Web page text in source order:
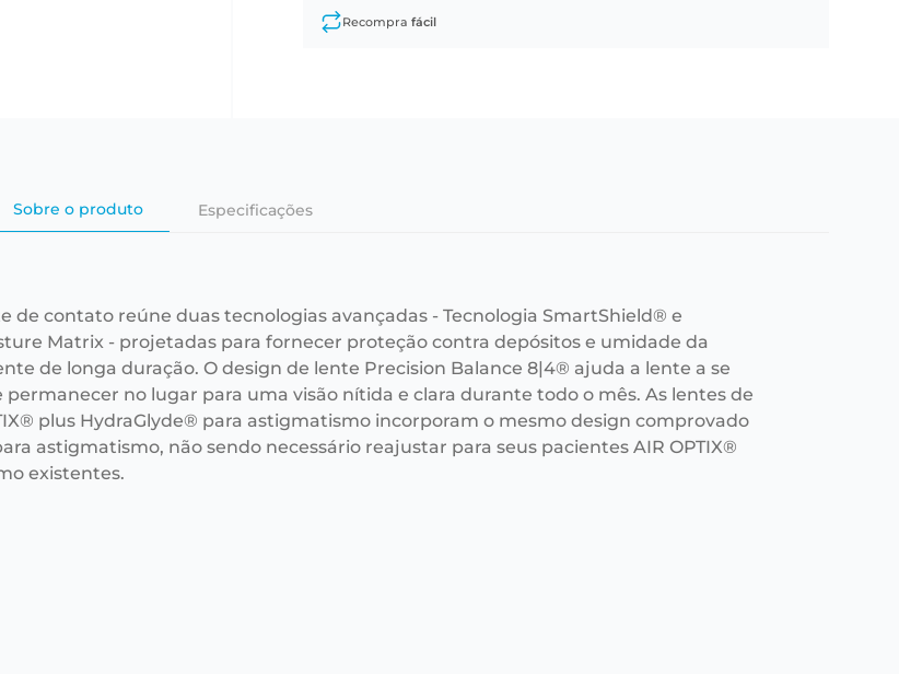
Recompra fácil
Sobre o produto Especificações
de contato reúne duas tecnologias avançadas - Tecnologia SmartShield® e
Matrix - projetadas para fornecer proteção contra depósitos e umidade da
de longa duração. O design de lente Precision Balance 8|4® ajuda a lente a se
no lugar para uma visão nítida e clara durante todo o mês. As lentes de
plus HydraGlyde® para astigmatismo incorporam o mesmo design comprovado
astigmatismo, não sendo necessário reajustar para seus pacientes AIR OPTIX®
existentes.